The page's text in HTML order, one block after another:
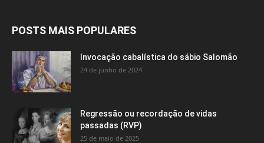
POSTS MAIS POPULARES
Invocação cabalística do sábio Salomão
24 de junho de 2024
Regressão ou recordação de vidas
passadas (RVP)
25 de maio de 2025